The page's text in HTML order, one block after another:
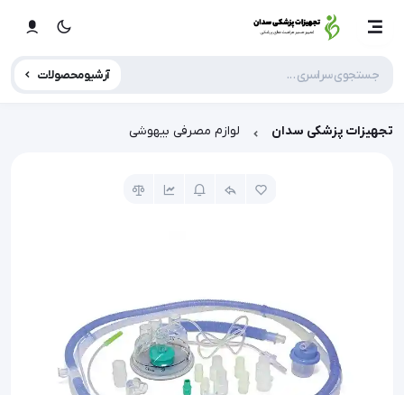
آرشیو محصولات
تجهیزات پزشکی سدان لوازم مصرفی بیهوشی